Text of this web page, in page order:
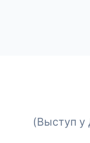
(Выступ у